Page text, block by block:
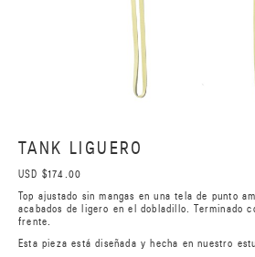
TANK LIGUERO
USD $174.00
Top ajustado sin mangas en una tela de punto
acabados de ligero en el dobladillo. Terminado
frente.
Esta pieza está diseñada y hecha en nuestro